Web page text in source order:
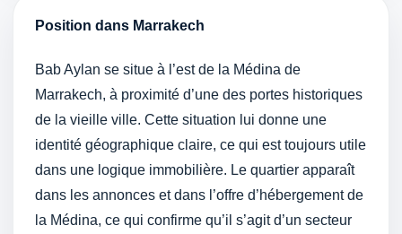
Position dans Marrakech
Bab Aylan se situe à l’est de la Médina de
Marrakech, à proximité d’une des portes historiques
de la vieille ville. Cette situation lui donne une
identité géographique claire, ce qui est toujours utile
dans une logique immobilière. Le quartier apparaît
dans les annonces et dans l’offre d’hébergement de
la Médina, ce qui confirme qu’il s’agit d’un secteur